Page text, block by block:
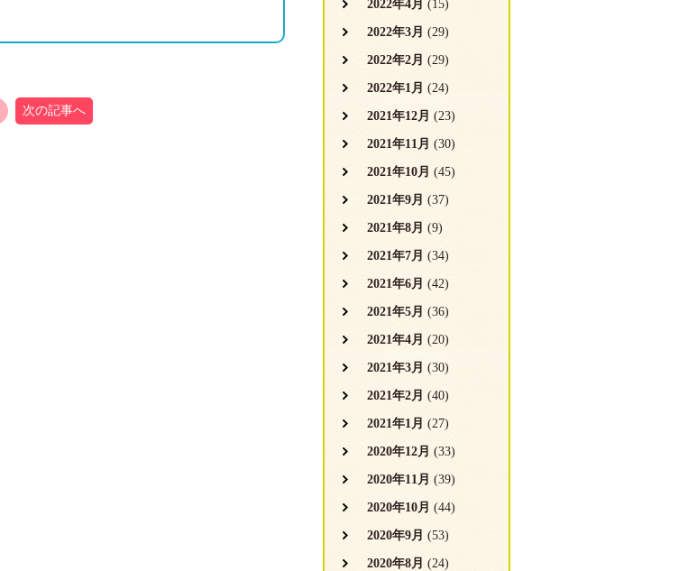
次の記事へ
2022年4月 (15)
2022年3月 (29)
2022年2月 (29)
2022年1月 (24)
2021年12月 (23)
2021年11月 (30)
2021年10月 (45)
2021年9月 (37)
2021年8月 (9)
2021年7月 (34)
2021年6月 (42)
2021年5月 (36)
2021年4月 (20)
2021年3月 (30)
2021年2月 (40)
2021年1月 (27)
2020年12月 (33)
2020年11月 (39)
2020年10月 (44)
2020年9月 (53)
2020年8月 (24)